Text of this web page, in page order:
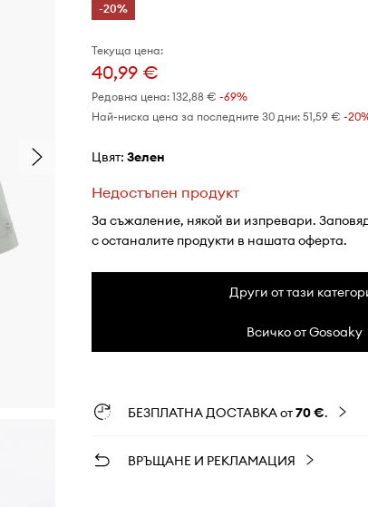
-20%
Текуща цена:
40,99 €
Редовна цена: 132,88 € -69%
Най-ниска цена за последните 30 дни: 51,59 € -
Цвят: зелен
Недостъпен продукт
За съжаление, някой ви изпревари.
с останалите продукти в нашата оферта.
Други от тази
Всичко от Gosoaky
БЕЗПЛАТНА ДОСТАВКА от70 €.
ВРЪЩАНЕ И РЕКЛАМАЦИЯ